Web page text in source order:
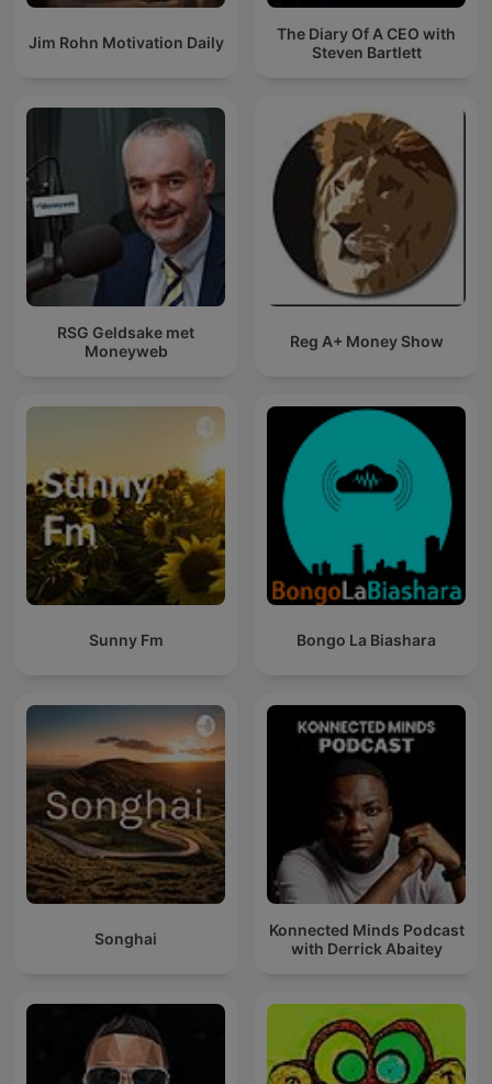
Jim Rohn Motivation Daily
The Diary Of A CEO with
Steven Bartlett
RSG Geldsake met
Moneyweb
Reg A+ Money Show
Sunny Fm Bongo La Biashara
Songhai
Konnected Minds Podcast
with Derrick Abaitey